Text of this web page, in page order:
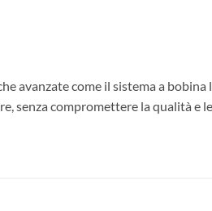
avanzate come il sistema a bobina
senza compromettere la qualità e le